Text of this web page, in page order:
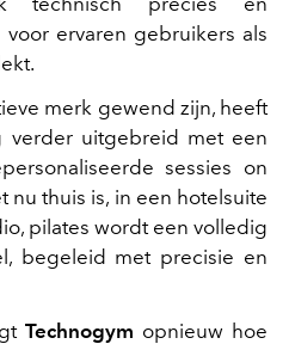
ervaren gebruikers als
merk gewend zijn, heeft
verder uitgebreid met een
sessies on
nu thuis is, in een hotelsuite
pilates wordt een volledig
begeleid met precisie en
Technogym opnieuw hoe